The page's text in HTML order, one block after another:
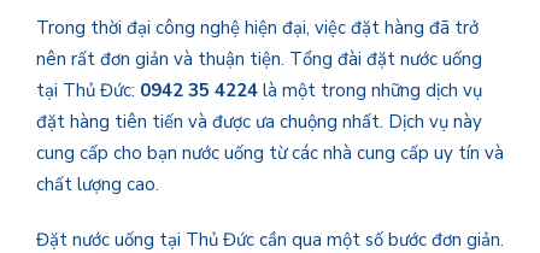
Trong thời đại công nghệ hiện đại, việc đặt hàng đã trở
nên rất đơn giản và thuận tiện. Tổng đài đặt nước uống
tại Thủ Đức: 0942 35 4224 là một trong những dịch vụ
đặt hàng tiên tiến và được ưa chuộng nhất. Dịch vụ này
cung cấp cho bạn nước uống từ các nhà cung cấp uy tín và
chất lượng cao.
Đặt nước uống tại Thủ Đức cần qua một số bước đơn giản.